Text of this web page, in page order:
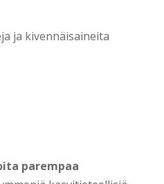
ja kivennäisaineita
parempaa